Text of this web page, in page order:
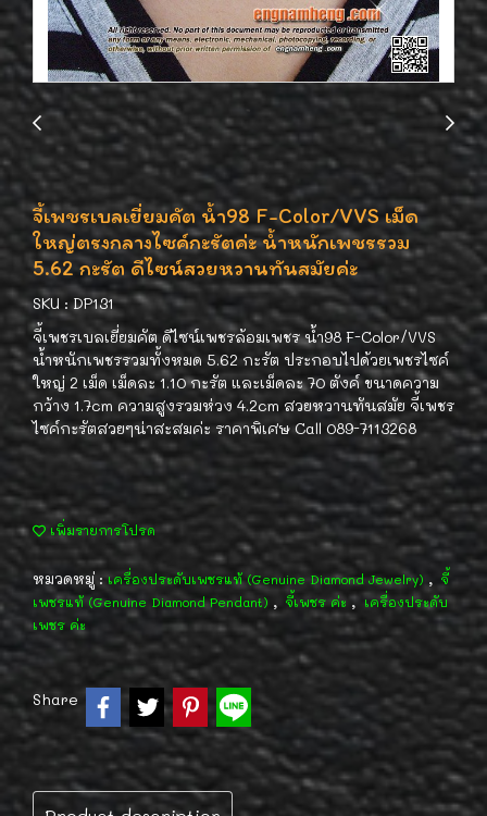
จี้เพชรเบลเยี่ยมคัต น้ำ98 F-Color/VVS เม็ด
ใหญ่ตรงกลางไซค์กะรัตค่ะ น้ำหนักเพชรรวม
5.62 กะรัต ดีไซน์สวยหวานทันสมัยค่ะ
SKU : DP131
จี้เพชรเบลเยี่ยมคัต ดีไซน์เพชรล้อมเพชร น้ำ98 F-Color/VVS
น้ำหนักเพชรรวมทั้งหมด 5.62 กะรัต ประกอบไปด้วยเพชรไซค์
ใหญ่ 2 เม็ด เม็ดละ 1.10 กะรัต และเม็ดละ 70 ตังค์ ขนาดความ
กว้าง 1.7cm ความสูงรวมห่วง 4.2cm สวยหวานทันสมัย จี้เพชร
ไซค์กะรัตสวยๆน่าสะสมค่ะ ราคาพิเศษ Call 089-7113268
เพิ่มรายการโปรด
หมวดหมู่ :เครื่องประดับเพชรแท้ (Genuine Diamond Jewelry) , จี้
เพชรแท้ (Genuine Diamond Pendant) , จี้เพชร ค่ะ , เครื่องประดับ
เพชร ค่ะ
Share